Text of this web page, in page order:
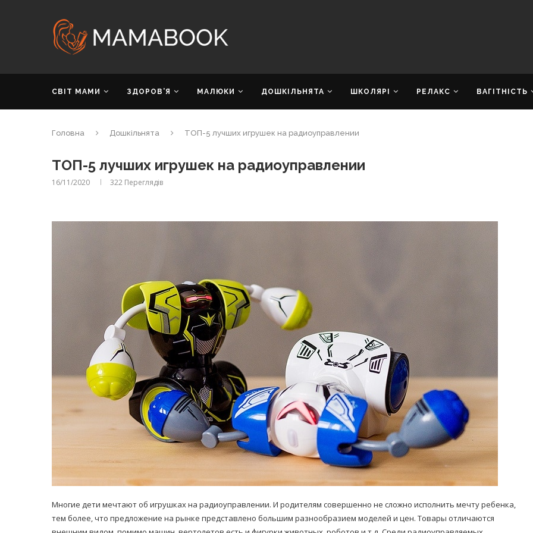
СВІТ МАМИ ЗДОРОВ’Я МАЛЮКИ ДОШКІЛЬНЯТА ШКОЛЯРІ РЕЛАКС ВАГІТНІСТЬ
Головна Дошкільнята ТОП-5 лучших игрушек на радиоуправлении
ТОП-5 лучших игрушек на радиоуправлении
16/11/2020 322 Переглядів
Многие дети мечтают об игрушках на радиоуправлении. И родителям совершенно не сложно исполнить мечту ребенка,
тем более, что предложение на рынке представлено большим разнообразием моделей и цен. Товары отличаются
принимать
никакого кипятка
Лікарі назвали симптоми
коронавірусу в дітей
14/Бер/2020
Попробуйте рецепт
легендарного супа доктора
Моро, который без...
08/Січ/2021